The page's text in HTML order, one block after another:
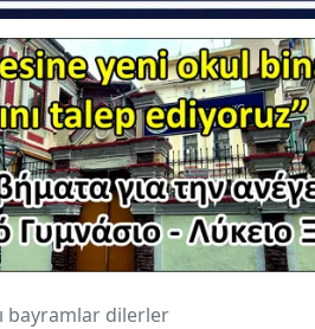
bayramlar dilerler